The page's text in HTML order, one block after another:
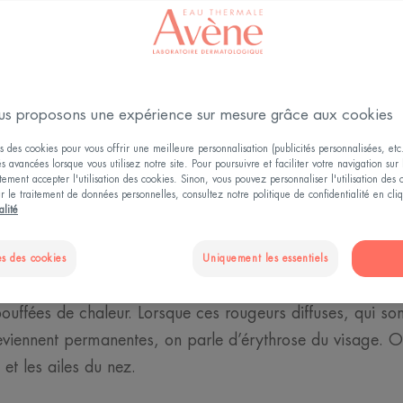
Rougeurs et rosacée
que l'érythrose du
degré de la rosacée, une maladie cutanée qui
sensibles et hypersensibles. Pour reconnaître cette
être observés. Dans un premier temps, le visage
ce qu’on appelle des flushes. Ces rougeurs
de chaleur. Lorsque ces rougeurs diffuses, qui
permanentes, on parle d’érythrose du visage.
et les ailes du nez.
proposons une expérience sur mesure grâce aux cookies
des cookies pour vous offrir une meilleure personnalisation (publicités personnalisées,
avancées lorsque vous utilisez notre site. Pour poursuivre et faciliter votre navigation sur
accepter l'utilisation des cookies. Sinon, vous pouvez personnaliser l'utilisation des
le traitement de données personnelles, consultez notre politique de confidentialité en
des cookies Uniquement les essentiels